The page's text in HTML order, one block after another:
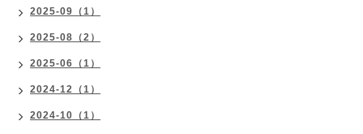
2025-09（1）
2025-08（2）
2025-06（1）
2024-12（1）
2024-10（1）